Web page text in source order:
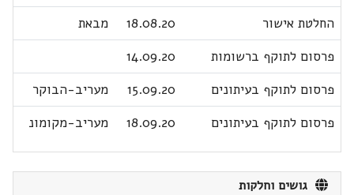
החלטת אישור
18.08.20
מבאת
פרסום לתוקף ברשומות
14.09.20
פרסום לתוקף בעיתונים
15.09.20
מעריב-הבוקר
פרסום לתוקף בעיתונים
18.09.20 מעריב-מקומונ
גושים וחלקות